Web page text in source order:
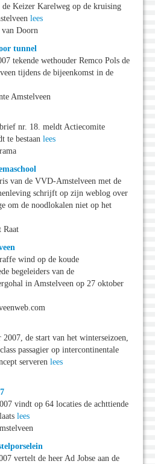
de Keizer Karelweg op de kruising
lees
Doorn
tunnel
tekende wethouder Remco Pols de
tijdens de bijeenkomst in de
Amstelveen
nr. 18. meldt Actiecomite
te bestaan lees
van de VVD-Amstelveen met de
schrijft op zijn weblog over
om de noodlokalen niet op het
Raat
wind op de koude
begeleiders van de
in Amstelveen op 27 oktober
de start van het winterseizoen,
passagier op intercontinentale
serveren lees
vindt op 64 locaties de achttiende
lees
vertelt de heer Ad Jobse aan de